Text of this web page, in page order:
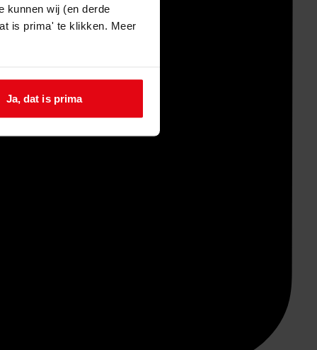
kunnen wij (en derde
is prima' te klikken. Meer
Ja, dat is prima